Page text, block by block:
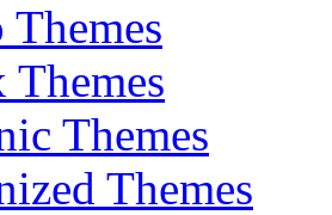
Themes
Themes
Themes